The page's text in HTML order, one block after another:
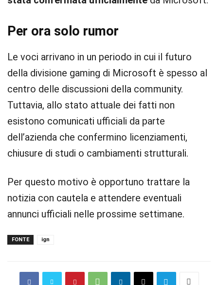
Per ora solo rumor
Le voci arrivano in un periodo in cui il futuro
della divisione gaming di Microsoft è spesso al
centro delle discussioni della community.
Tuttavia, allo stato attuale dei fatti non
esistono comunicati ufficiali da parte
dell’azienda che confermino licenziamenti,
chiusure di studi o cambiamenti strutturali.
Per questo motivo è opportuno trattare la
notizia con cautela e attendere eventuali
annunci ufficiali nelle prossime settimane.
FONTE ign